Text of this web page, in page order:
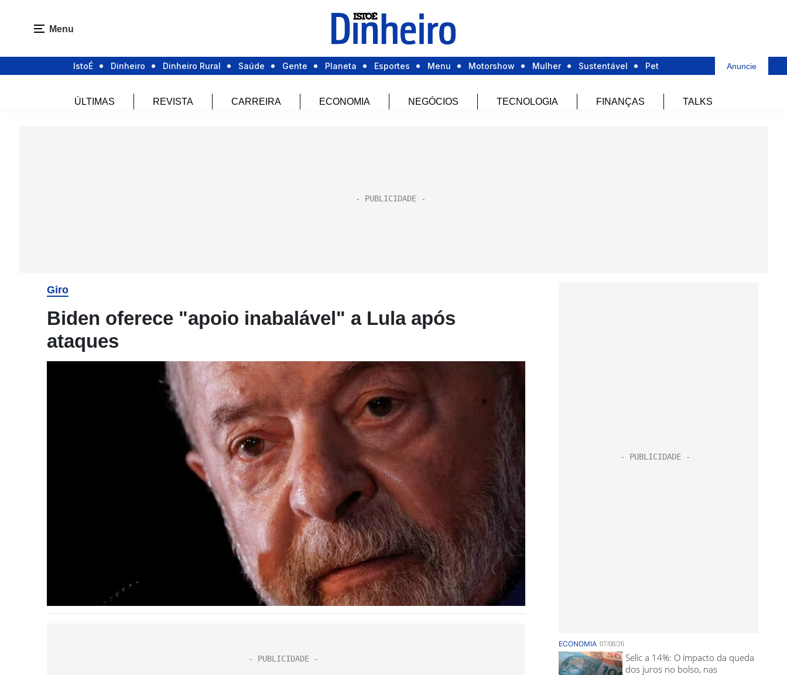
Menu
IstoÉ Dinheiro Dinheiro Rural Saúde Gente Planeta Esportes Menu Motorshow Mulher Sustentável Pet Anuncie
ÚLTIMAS REVISTA CARREIRA ECONOMIA NEGÓCIOS TECNOLOGIA FINANÇAS TALKS
Giro
Biden oferece "apoio inabalável" a Lula após
ataques